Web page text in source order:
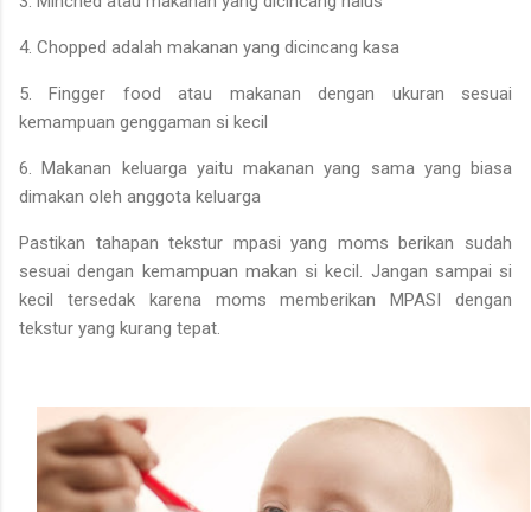
4. Chopped adalah makanan yang dicincang kasa
5. Fingger food atau makanan dengan ukuran sesuai
kemampuan genggaman si kecil
6. Makanan keluarga yaitu makanan yang sama yang biasa
dimakan oleh anggota keluarga
Pastikan tahapan tekstur mpasi yang moms berikan sudah
sesuai dengan kemampuan makan si kecil. Jangan sampai si
kecil tersedak karena moms memberikan MPASI dengan
tekstur yang kurang tepat.